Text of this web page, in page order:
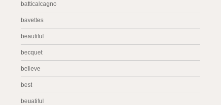
batticalcagno
bavettes
beautiful
becquet
believe
best
beuatiful